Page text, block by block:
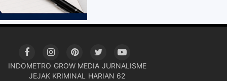
INDOMETRO GROW MEDIA JURNALISME
JEJAK KRIMINAL
HARIAN 62